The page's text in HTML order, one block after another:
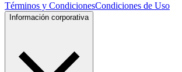
Términos y CondicionesCondiciones de Uso
Información corporativa